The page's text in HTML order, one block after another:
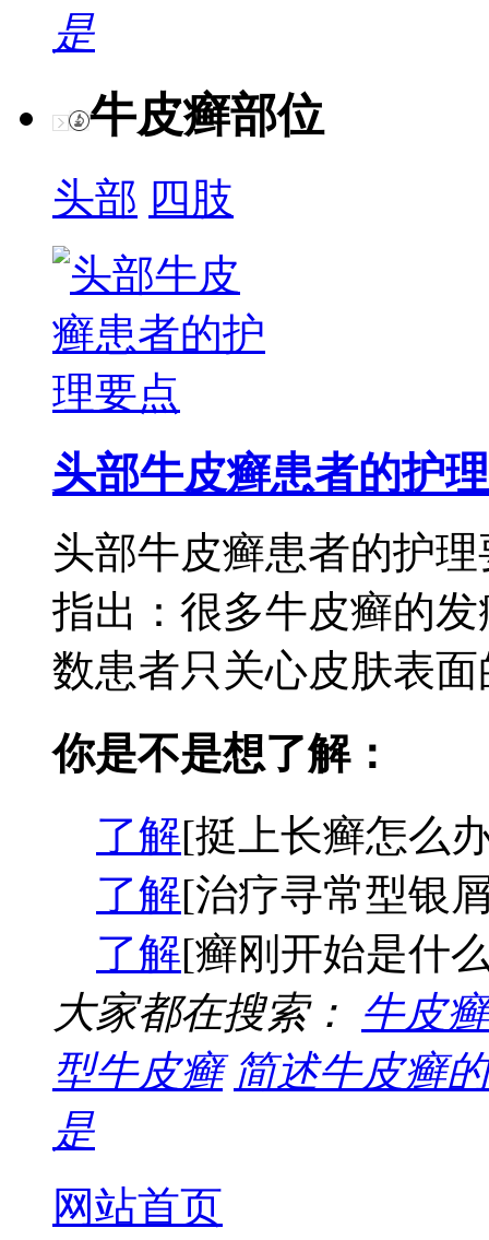
是
牛皮癣部位
头部 四肢
头部牛皮癣患者的护理
头部牛皮癣患者的护
指出：很多牛皮癣的
数患者只关心皮肤表
你是不是想了解：
了解[挺上长癣怎么
了解[治疗寻常型银
了解[癣刚开始是什
大家都在搜索： 牛皮
型牛皮癣 简述牛皮癣
是
网站首页